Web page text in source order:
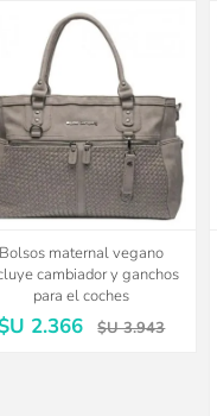
Bolsos maternal vegano
cambiador y ganchos
para el coches
2.366 $U 3.943